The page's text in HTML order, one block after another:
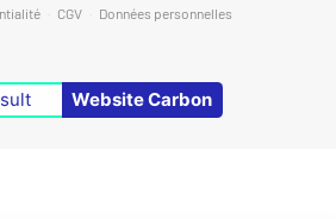
CGV Données personnelles
Website Carbon